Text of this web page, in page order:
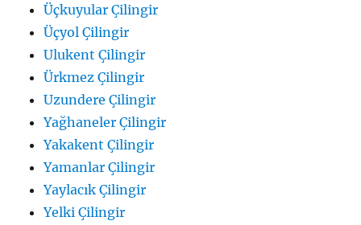
Üçkuyular Çilingir
Üçyol Çilingir
Ulukent Çilingir
Ürkmez Çilingir
Uzundere Çilingir
Yağhaneler Çilingir
Yakakent Çilingir
Yamanlar Çilingir
Yaylacık Çilingir
Yelki Çilingir